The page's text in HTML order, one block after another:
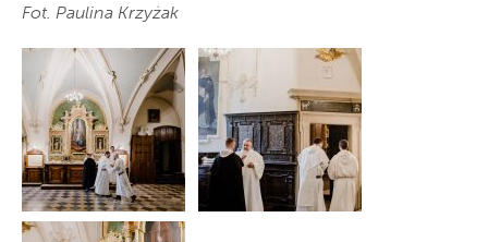
Fot. Paulina Krzyżak